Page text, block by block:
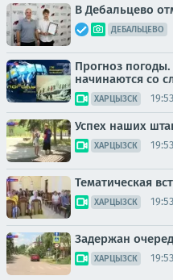
В Дебальцево
ДЕБАЛЬЦЕВО
Прогноз
начинаются со
ХАРЦЫЗСК 19:53
Успех наших
ХАРЦЫЗСК 19:53
Тематическая
ХАРЦЫЗСК 19:53
Задержан
ХАРЦЫЗСК 19:53